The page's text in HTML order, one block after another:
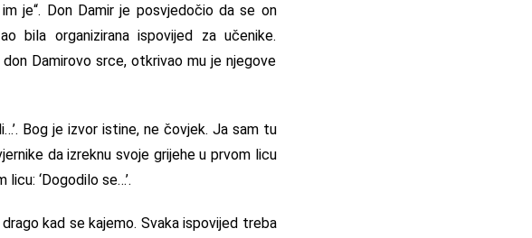
je“. Don Damir je posvjedočio da se on
bila organizirana ispovijed za učenike.
Damirovo srce, otkrivao mu je njegove
Bog je izvor istine, ne čovjek. Ja sam tu
da izreknu svoje grijehe u prvom licu
‘Dogodilo se…’.
kad se kajemo. Svaka ispovijed treba